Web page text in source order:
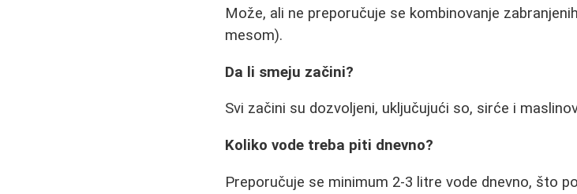
Može, ali ne preporučuje se kombinovanje
mesom).
Da li smeju začini?
Svi začini su dozvoljeni, uključujući so, sirće i
Koliko vode treba piti dnevno?
Preporučuje se minimum 2-3 litre vode dnevno, što